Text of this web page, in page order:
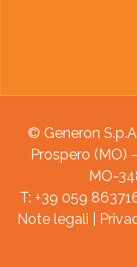
© Generon
Prospero (MO)
MO-
T: +39 059
Note legali